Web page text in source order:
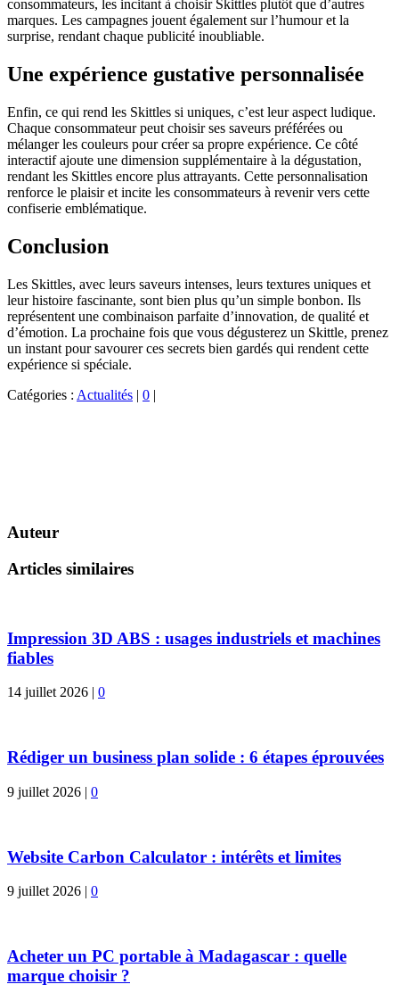
consommateurs, les incitant à choisir Skittles plutôt que d’autres
marques. Les campagnes jouent également sur l’humour et la
surprise, rendant chaque publicité inoubliable.
Une expérience gustative personnalisée
Enfin, ce qui rend les Skittles si uniques, c’est leur aspect ludique.
Chaque consommateur peut choisir ses saveurs préférées ou
mélanger les couleurs pour créer sa propre expérience. Ce côté
interactif ajoute une dimension supplémentaire à la dégustation,
rendant les Skittles encore plus attrayants. Cette personnalisation
renforce le plaisir et incite les consommateurs à revenir vers cette
confiserie emblématique.
Conclusion
Les Skittles, avec leurs saveurs intenses, leurs textures uniques et
leur histoire fascinante, sont bien plus qu’un simple bonbon. Ils
représentent une combinaison parfaite d’innovation, de qualité et
d’émotion. La prochaine fois que vous dégusterez un Skittle, prenez
un instant pour savourer ces secrets bien gardés qui rendent cette
expérience si spéciale.
Catégories : Actualités | 0 |
Auteur
Articles similaires
Impression 3D ABS : usages industriels et machines
fiables
14 juillet 2026 | 0
Rédiger un business plan solide : 6 étapes éprouvées
9 juillet 2026 | 0
Website Carbon Calculator : intérêts et limites
9 juillet 2026 | 0
Acheter un PC portable à Madagascar : quelle
marque choisir ?